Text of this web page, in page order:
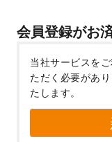
会員登録がお
当社サービスを
ただく必要があり
たします。